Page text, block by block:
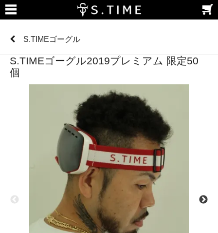
S.TIMEゴーグル
S.TIMEゴーグル2019プレミアム 限定50
個